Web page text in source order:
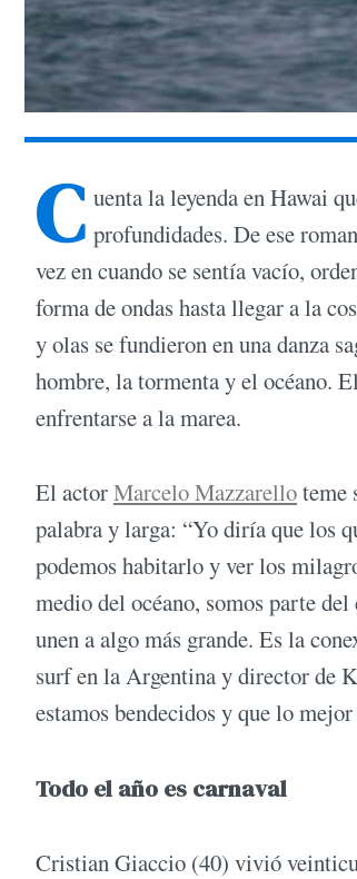
C uenta la leyenda en Hawai
profundidades. De ese
vez en cuando se sentía vacío,
forma de ondas hasta llegar a la
y olas se fundieron en una danza
hombre, la tormenta y el océano.
enfrentarse a la marea.
El actorMarcelo Mazzarelloteme
palabra y larga: “Yo diría que los
podemos habitarlo y ver los
medio del océano, somos parte
unen a algo más grande. Es la
surf en la Argentina y director de
estamos bendecidos y que lo
Todo el año es carnaval
Cristian Giaccio (40) vivió